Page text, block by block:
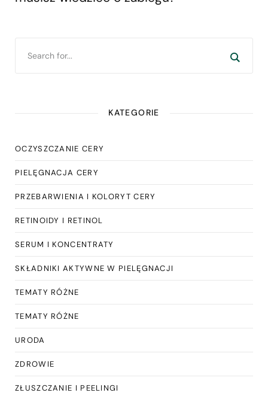
KATEGORIE
OCZYSZCZANIE CERY
PIELĘGNACJA CERY
PRZEBARWIENIA I KOLORYT CERY
RETINOIDY I RETINOL
SERUM I KONCENTRATY
SKŁADNIKI AKTYWNE W PIELĘGNACJI
TEMATY RÓŻNE
TEMATY RÓŻNE
URODA
ZDROWIE
ZŁUSZCZANIE I PEELINGI